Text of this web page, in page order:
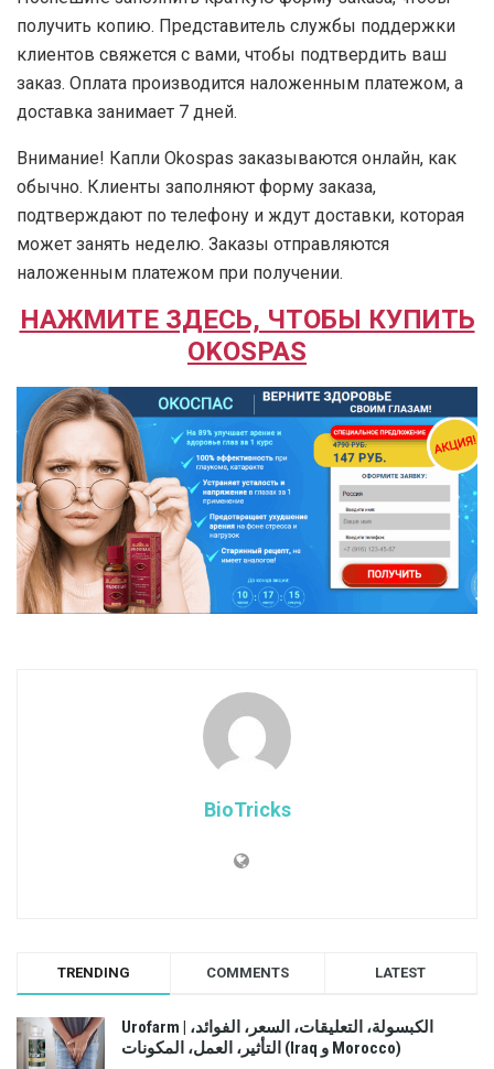
получить копию. Представитель службы поддержки
клиентов свяжется с вами, чтобы подтвердить ваш
заказ. Оплата производится наложенным платежом, а
доставка занимает 7 дней.
Внимание! Капли Okospas заказываются онлайн, как
обычно. Клиенты заполняют форму заказа,
подтверждают по телефону и ждут доставки, которая
может занять неделю. Заказы отправляются
наложенным платежом при получении.
НАЖМИТЕ ЗДЕСЬ, ЧТОБЫ КУПИТЬ
OKOSPAS
BioTricks
TRENDING COMMENTS LATEST
Urofarm | الكبسولة، التعليقات، السعر، الفوائد،
التأثير، العمل، المكونات (Iraq و Morocco)